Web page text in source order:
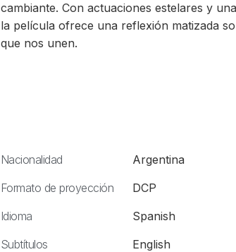
cambiante. Con actuaciones estelares y
la película ofrece una reflexión matizada
que nos unen.
Nacionalidad
Argentina
Formato de proyección
DCP
Idioma
Spanish
Subtítulos
English